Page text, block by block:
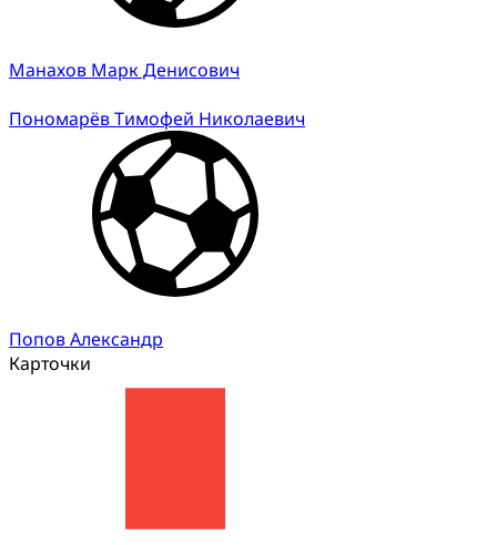
Манахов Марк Денисович
Пономарёв Тимофей Николаевич
Попов Александр
Карточки